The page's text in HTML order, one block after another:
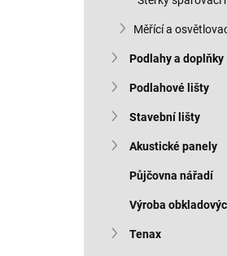
Měřící a
Podlahy a doplňky
Podlahové lišty
Stavební lišty
Akustické panely
Půjčovna nářadí
Výroba
Tenax